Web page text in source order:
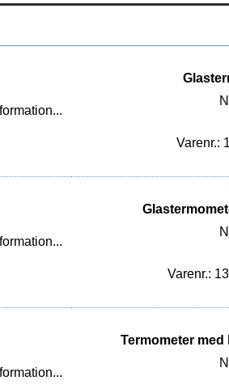
Varenr.:
Varenr.:
Termometer med